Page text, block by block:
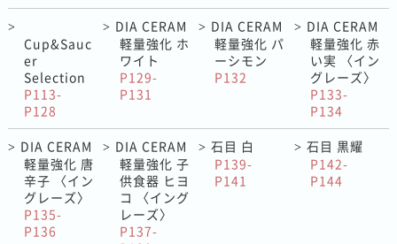
>
Cup&Sauc
er
Selection
P113-
P128
> DIA CERAM
軽量強化 ホ
ワイト
P129-
P131
> DIA CERAM
軽量強化 パ
ーシモン
P132
> DIA CERAM
軽量強化 赤
い実 〈イン
グレーズ〉
P133-
P134
> DIA CERAM
軽量強化 唐
辛子 〈イン
グレーズ〉
P135-
P136
> DIA CERAM
軽量強化 子
供食器 ヒヨ
コ 〈イング
レーズ〉
P137-
> 石目 白
P139-
P141
> 石目 黒耀
P142-
P144